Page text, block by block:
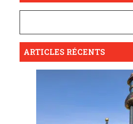
ARTICLES RÉCENTS